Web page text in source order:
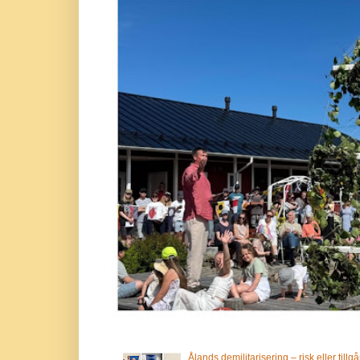
Ålands demilitarisering – risk eller